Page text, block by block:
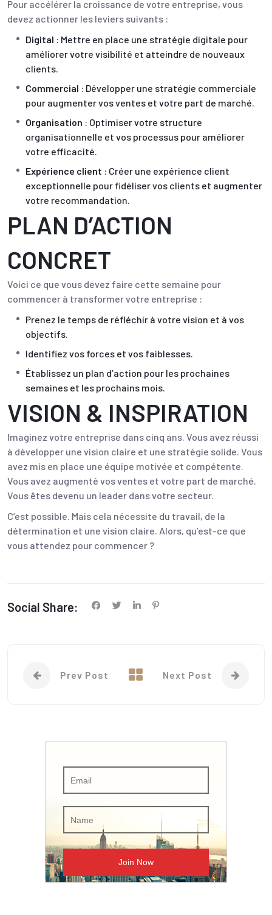
Pour accélérer la croissance de votre entreprise, vous
devez actionner les leviers suivants :
Digital : Mettre en place une stratégie digitale pour
améliorer votre visibilité et atteindre de nouveaux
clients.
Commercial : Développer une stratégie commerciale
pour augmenter vos ventes et votre part de marché.
Organisation : Optimiser votre structure
organisationnelle et vos processus pour améliorer
votre efficacité.
Expérience client : Créer une expérience client
exceptionnelle pour fidéliser vos clients et augmenter
votre recommandation.
PLAN D’ACTION
CONCRET
Voici ce que vous devez faire cette semaine pour
commencer à transformer votre entreprise :
Prenez le temps de réfléchir à votre vision et à vos
objectifs.
Identifiez vos forces et vos faiblesses.
Établissez un plan d’action pour les prochaines
semaines et les prochains mois.
VISION & INSPIRATION
Imaginez votre entreprise dans cinq ans. Vous avez réussi
à développer une vision claire et une stratégie solide. Vous
avez mis en place une équipe motivée et compétente.
Vous avez augmenté vos ventes et votre part de marché.
Vous êtes devenu un leader dans votre secteur.
C’est possible. Mais cela nécessite du travail, de la
détermination et une vision claire. Alors, qu’est-ce que
vous attendez pour commencer ?
Social Share:
Prev Post Next Post